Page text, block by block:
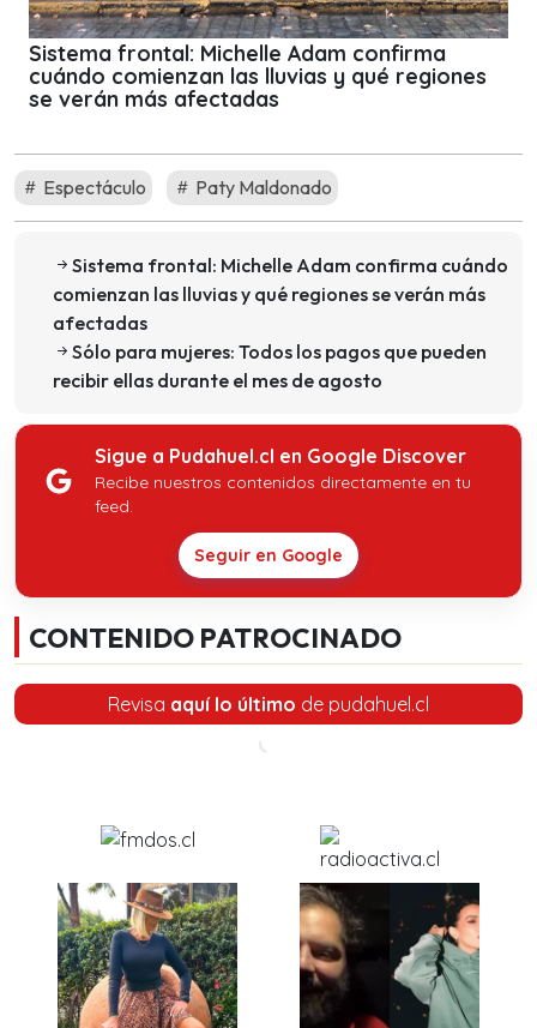
Sistema frontal: Michelle Adam confirma
cuándo comienzan las lluvias y qué regiones
se verán más afectadas
Espectáculo Paty Maldonado
Sistema frontal: Michelle Adam confirma cuándo
comienzan las lluvias y qué regiones se verán más
afectadas
Sólo para mujeres: Todos los pagos que pueden
recibir ellas durante el mes de agosto
Sigue a Pudahuel.cl en Google Discover
Recibe nuestros contenidos directamente en tu
feed.
Seguir en Google
CONTENIDO PATROCINADO
Revisa aquí lo último de pudahuel.cl